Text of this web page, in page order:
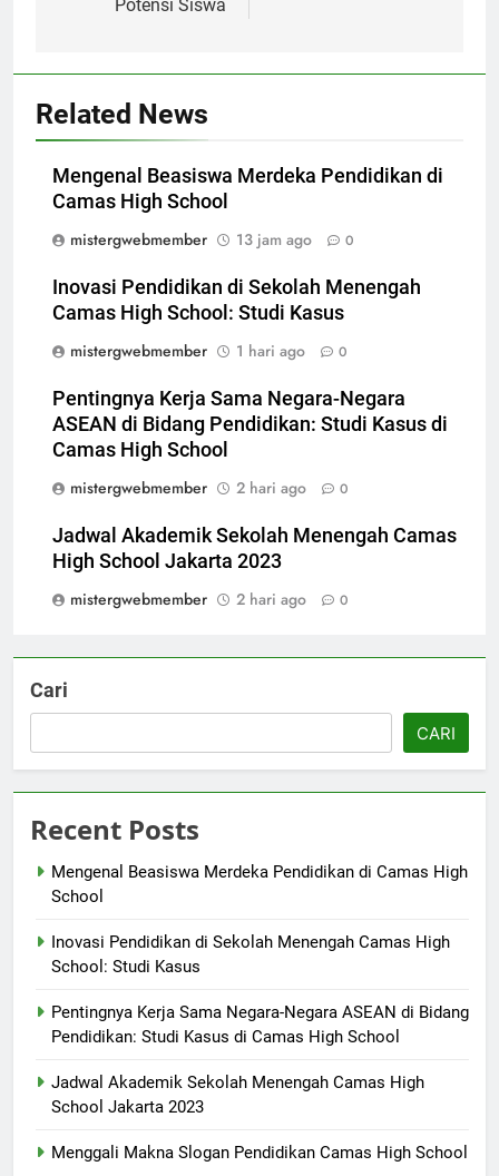
Potensi Siswa
Related News
Mengenal Beasiswa Merdeka Pendidikan di
Camas High School
mistergwebmember
13 jam ago 0
Inovasi Pendidikan di Sekolah Menengah
Camas High School: Studi Kasus
mistergwebmember
1 hari ago 0
Pentingnya Kerja Sama Negara-Negara
ASEAN di Bidang Pendidikan: Studi Kasus di
Camas High School
mistergwebmember
2 hari ago 0
Jadwal Akademik Sekolah Menengah Camas
High School Jakarta 2023
mistergwebmember
2 hari ago 0
Cari
CARI
Recent Posts
Mengenal Beasiswa Merdeka Pendidikan di Camas High
School
Inovasi Pendidikan di Sekolah Menengah Camas High
School: Studi Kasus
Pentingnya Kerja Sama Negara-Negara ASEAN di Bidang
Pendidikan: Studi Kasus di Camas High School
Jadwal Akademik Sekolah Menengah Camas High
School Jakarta 2023
Menggali Makna Slogan Pendidikan Camas High School